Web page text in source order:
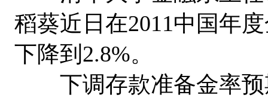
稻葵近日在2011中国年
下降到2.8%。
下调存款准备金率预